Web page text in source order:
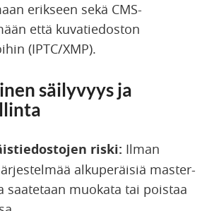
erikseen sekä CMS-
että kuvatiedoston
(IPTC/XMP).
säilyvyys ja
riski: Ilman
alkuperäisiä master-
saatetaan muokata tai poistaa